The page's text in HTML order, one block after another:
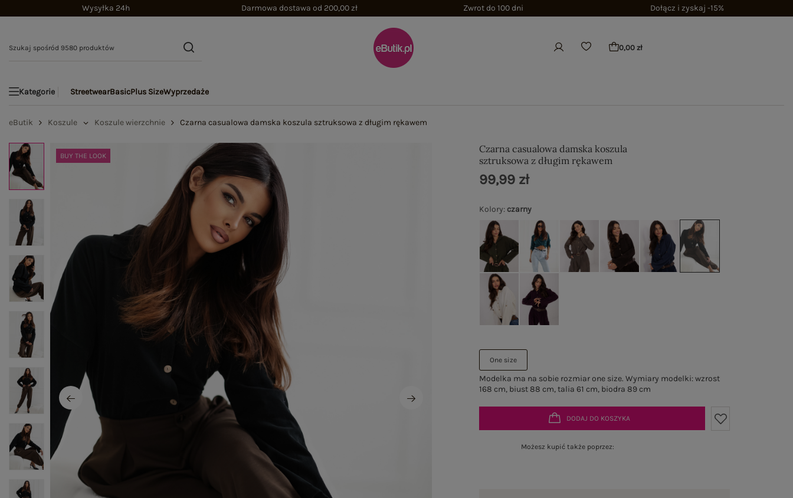
Wysyłka 24h Darmowa dostawa od 200,00 zł Zwrot do 100 dni Dołącz i zyskaj -15%
0,00 zł
Kategorie StreetwearBasicPlus SizeWyprzedaże
eButik Koszule Koszule wierzchnie Czarna casualowa damska koszula sztruksowa z długim rękawem
BUY THE LOOK
Czarna casualowa damska koszula
sztruksowa z długim rękawem
Kolory: czarny
One size
Modelka ma na sobie rozmiar one size. Wymiary modelki: wzrost
168 cm, biust 88 cm, talia 61 cm, biodra 89 cm
99,99 zł
DODAJ DO KOSZYKA
Możesz kupić także poprzez: